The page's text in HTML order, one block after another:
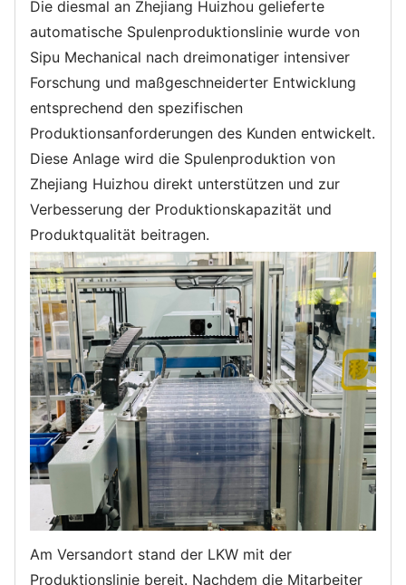
Die diesmal an Zhejiang Huizhou gelieferte
automatische Spulenproduktionslinie wurde von
Sipu Mechanical nach dreimonatiger intensiver
Forschung und maßgeschneiderter Entwicklung
entsprechend den spezifischen
Produktionsanforderungen des Kunden entwickelt.
Diese Anlage wird die Spulenproduktion von
Zhejiang Huizhou direkt unterstützen und zur
Verbesserung der Produktionskapazität und
Produktqualität beitragen.
Am Versandort stand der LKW mit der
Produktionslinie bereit. Nachdem die Mitarbeiter